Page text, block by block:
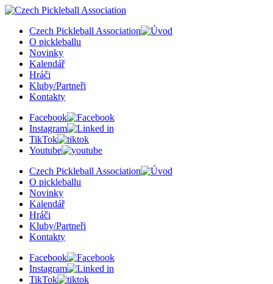
Czech Pickleball Association
O pickleballu
Novinky
Kalendář
Hráči
Kluby/Partneři
Kontakty
Facebook
Instagram
TikTok
Youtube
Czech Pickleball Association
O pickleballu
Novinky
Kalendář
Hráči
Kluby/Partneři
Kontakty
Facebook
Instagram
TikTok